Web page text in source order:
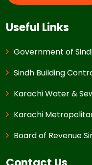
Useful Links
Government of
Sindh Building
Karachi Water &
Karachi
Board of Revenue